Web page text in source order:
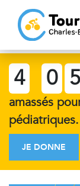
4 0 5
amassés
pédiatriques.
JE DONNE